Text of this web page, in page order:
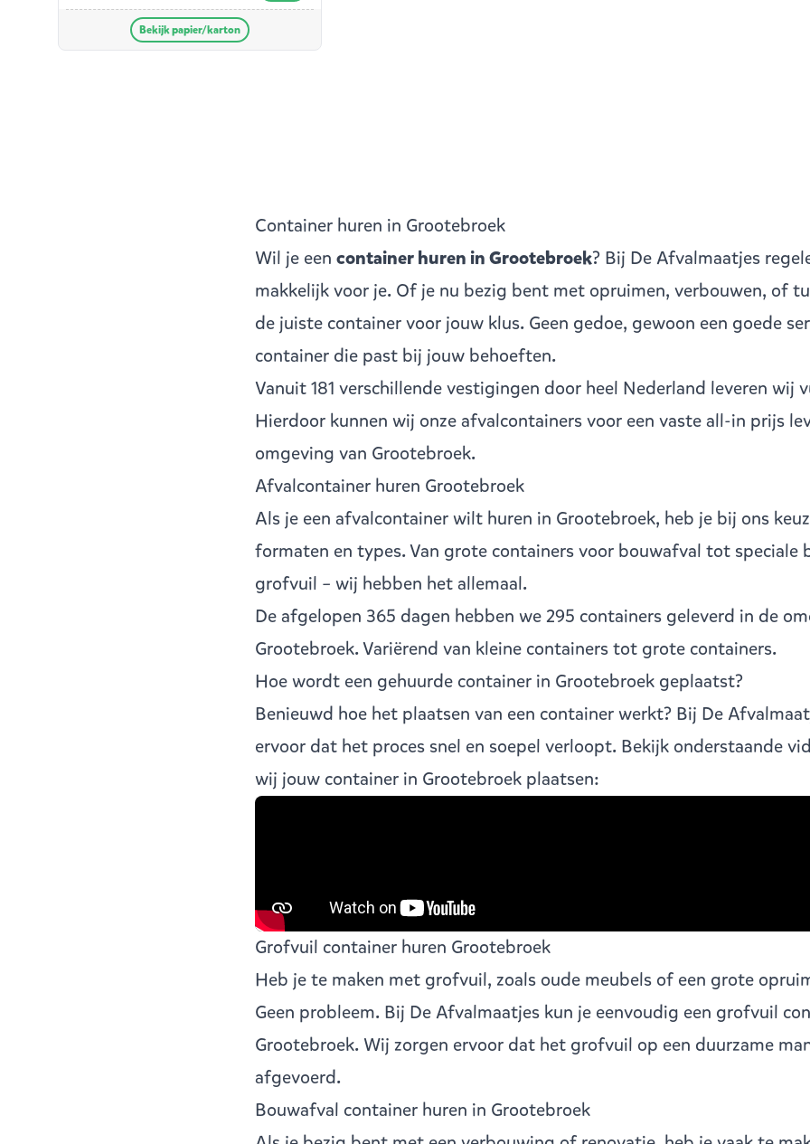
Bekijk papier/karton
Container huren in Grootebroek
Wil je een container huren in Grootebroek? Bij De Afvalmaatjes
makkelijk voor je. Of je nu bezig bent met opruimen, verbouwen, of
de juiste container voor jouw klus. Geen gedoe, gewoon een goede
container die past bij jouw behoeften.
Vanuit181 verschillende vestigingen door heel Nederland leveren wij
Hierdoor kunnen wij onze afvalcontainers voor een vaste all-in prijs
omgeving van Grootebroek.
Afvalcontainer huren Grootebroek
Als je een afvalcontainerwilt huren in Grootebroek, heb je bij ons
formaten en types. Van grote containers voor bouwafval tot speciale
grofvuil – wij hebben het allemaal.
De afgelopen 365 dagen hebben we 295 containers geleverd in de
Grootebroek. Variërend van kleine containerstot grote containers.
Hoe wordt een gehuurde container in Grootebroek geplaatst?
Benieuwd hoe het plaatsen van een container werkt? Bij De
ervoor dat het proces snel en soepel verloopt. Bekijk onderstaande
wij jouw container in Grootebroek plaatsen:
Grofvuil container huren Grootebroek
Heb je te maken met grofvuil, zoals oude meubels of een grote
Geen probleem. Bij De Afvalmaatjes kun je eenvoudig een grofvuil
Grootebroek. Wij zorgen ervoor dat het grofvuil op een duurzame
afgevoerd.
Bouwafval container huren in Grootebroek